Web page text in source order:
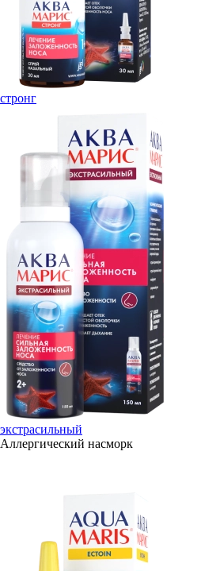
стронг
экстрасильный
Аллергический насморк